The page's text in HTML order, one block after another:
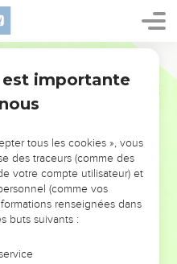
L’ÉVÉNEMENT
!
VOUS ÉVITER LES
?
moins les doutes, les erreurs
importante
tous les cookies », vous
des traceurs (comme des
votre compte utilisateur) et
(comme vos
renseignées dans
buts suivants :